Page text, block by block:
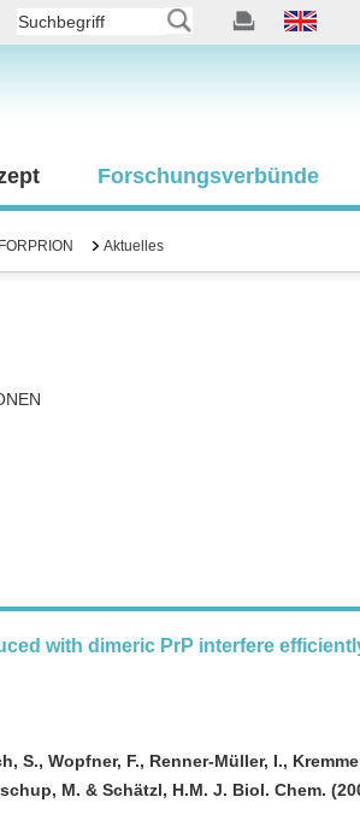
Forschungsverbünde
FORPRION Aktuelles
with dimeric PrP interfere
S., Wopfner, F., Renner-Müller, I.,
M. & Schätzl, H.M. J. Biol. Chem.